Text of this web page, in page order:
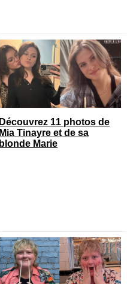
Découvrez 11 photos de
Mia Tinayre et de sa
blonde Marie